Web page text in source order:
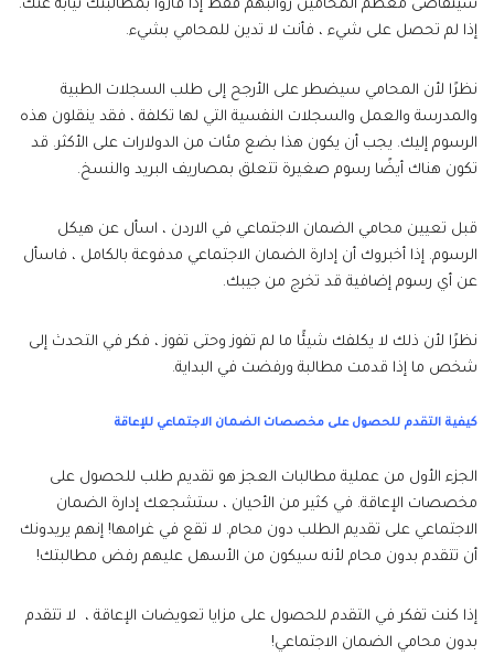
سيتقاضى معظم المحامين رواتبهم فقط إذا فازوا بمطالبتك نيابةً عنك.
إذا لم تحصل على شيء ، فأنت لا تدين للمحامي بشيء.
نظرًا لأن المحامي سيضطر على الأرجح إلى طلب السجلات الطبية
والمدرسة والعمل والسجلات النفسية التي لها تكلفة ، فقد ينقلون هذه
الرسوم إليك. يجب أن يكون هذا بضع مئات من الدولارات على الأكثر. قد
تكون هناك أيضًا رسوم صغيرة تتعلق بمصاريف البريد والنسخ.
قبل تعيين محامي الضمان الاجتماعي في الاردن ، اسأل عن هيكل
الرسوم. إذا أخبروك أن إدارة الضمان الاجتماعي مدفوعة بالكامل ، فاسأل
عن أي رسوم إضافية قد تخرج من جيبك.
نظرًا لأن ذلك لا يكلفك شيئًا ما لم تفوز وحتى تفوز ، فكر في التحدث إلى
شخص ما إذا قدمت مطالبة ورفضت في البداية.
كيفية التقدم للحصول على مخصصات الضمان الاجتماعي للإعاقة
الجزء الأول من عملية مطالبات العجز هو تقديم طلب للحصول على
مخصصات الإعاقة. في كثير من الأحيان ، ستشجعك إدارة الضمان
الاجتماعي على تقديم الطلب دون محام. لا تقع في غرامها! إنهم يريدونك
أن تتقدم بدون محام لأنه سيكون من الأسهل عليهم رفض مطالبتك!
إذا كنت تفكر في التقدم للحصول على مزايا تعويضات الإعاقة ، لا تتقدم
بدون محامي الضمان الاجتماعي!